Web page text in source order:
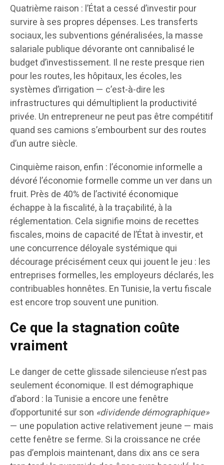
Quatrième raison : l’État a cessé d’investir pour
survire à ses propres dépenses. Les transferts
sociaux, les subventions généralisées, la masse
salariale publique dévorante ont cannibalisé le
budget d’investissement. Il ne reste presque rien
pour les routes, les hôpitaux, les écoles, les
systèmes d’irrigation — c’est-à-dire les
infrastructures qui démultiplient la productivité
privée. Un entrepreneur ne peut pas être compétitif
quand ses camions s’embourbent sur des routes
d’un autre siècle.
Cinquième raison, enfin : l’économie informelle a
dévoré l’économie formelle comme un ver dans un
fruit. Près de 40% de l’activité économique
échappe à la fiscalité, à la traçabilité, à la
réglementation. Cela signifie moins de recettes
fiscales, moins de capacité de l’État à investir, et
une concurrence déloyale systémique qui
décourage précisément ceux qui jouent le jeu : les
entreprises formelles, les employeurs déclarés, les
contribuables honnêtes. En Tunisie, la vertu fiscale
est encore trop souvent une punition.
Ce que la stagnation coûte
vraiment
Le danger de cette glissade silencieuse n’est pas
seulement économique. Il est démographique
d’abord : la Tunisie a encore une fenêtre
d’opportunité sur son «dividende démographique»
— une population active relativement jeune — mais
cette fenêtre se ferme. Si la croissance ne crée
pas d’emplois maintenant, dans dix ans ce sera